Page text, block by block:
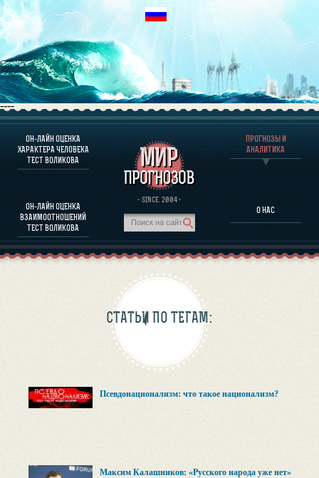
----
ОН-ЛАЙН ОЦЕНКА
ХАРАКТЕРА ЧЕЛОВЕКА
ТЕСТ ВОЛИКОВА
ОН-ЛАЙН ОЦЕНКА
ВЗАИМООТНОШЕНИЙ
ТЕСТ ВОЛИКОВА
· SINCE. 2004 ·
ПРОГНОЗЫ И
АНАЛИТИКА
О НАС
О ПРОГРАММЕ
ОЦЕНКА ХАРАКТЕРA ЧЕЛОВЕКА
ОЦЕНКА ХАРАКТЕРА ВЫДАЮЩИХСЯ ЛИЧНОСТЕЙ
О ПРОГРАММЕ
ПРОГНОЗЫ И АНАЛИТИКА
СТАТЬИ ПО ТЕГАМ:
Псевдонационализм: что такое национализм?
Максим Калашников: «Русского народа уже нет»